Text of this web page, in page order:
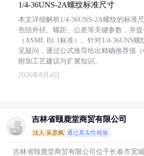
1/4-36UNS-2A螺纹标准尺寸
本文详细解析1/4-36UNS-2A螺纹的标准
包括外径、螺距、公差等关键参数，并
（ASME B1.1标准）。针对1/4-36UNS螺
见疑问，通过公式推导给出精确推荐值
附加工艺建议与扩展知识。
2026年8月4日
吉林省颐鹿堂商贸有限公司
法人:吴彦枫 通过真实性核验
吉林省颐鹿堂商贸有限公司位于长春市宽